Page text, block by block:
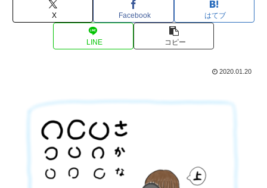
X Facebook はてブ
LINE コピー
2020.01.20